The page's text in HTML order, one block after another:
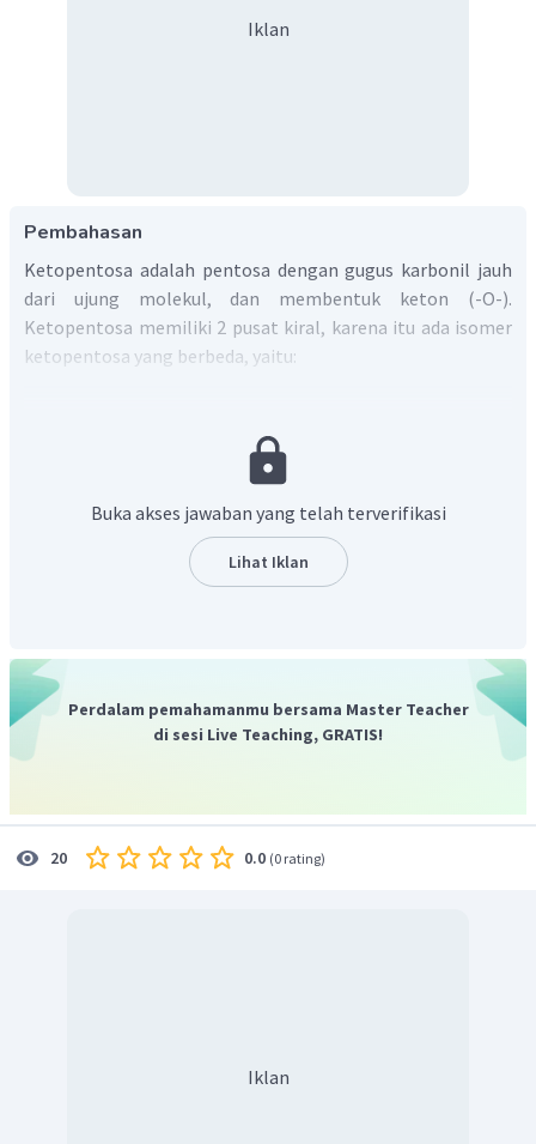
Iklan
Pembahasan
Ketopentosa adalah pentosa dengan gugus karbonil jauh
dari ujung molekul, dan membentuk keton (-O-).
Ketopentosa memiliki 2 pusat kiral, karena itu ada isomer
ketopentosa yang berbeda, yaitu:
Untuk menentukan jumlah isomer optis dapat
menggunakan rumus, Jumlah isomer optis =
Jadi, total isomer optis ketopentosa adalah 16, yang
terdiri dari gula pentosa D-Ribulosa, L-Ribulosa, D-
Xilulosa, dan L-Xilulosa
Buka akses jawaban yang telah terverifikasi
Lihat Iklan
Perdalam pemahamanmu bersama Master Teacher
di sesi Live Teaching, GRATIS!
20 0.0 (0 rating)
Iklan